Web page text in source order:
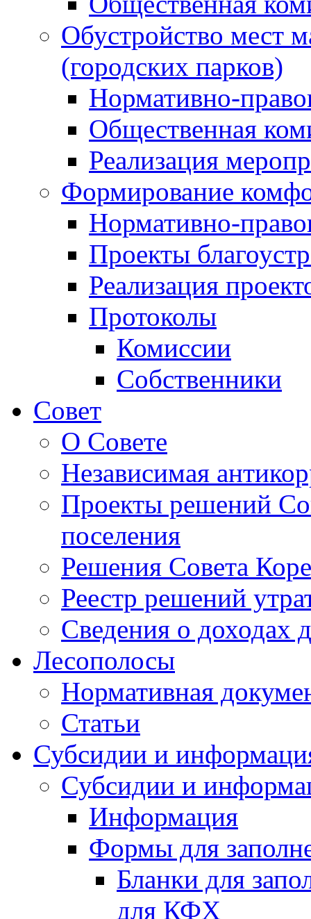
Обустройство мест
(городских парков)
Нормативно-
Общественная
Реализация
Формирование
Нормативно-
Проекты
Реализация
Протоколы
Комиссии
Собственники
Совет
О Совете
Независимая
Проекты решений
поселения
Решения Совета
Реестр решений
Сведения о доходах
Лесополосы
Нормативная
Статьи
Субсидии и
Субсидии и
Информация
Формы для
Бланки для
для КФХ